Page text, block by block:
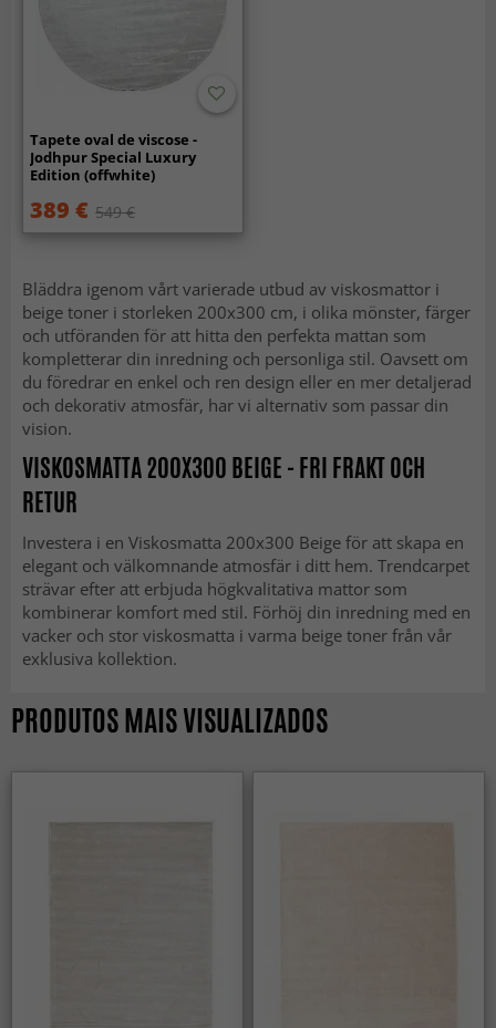
Tapete oval de viscose -
Jodhpur Special Luxury
Edition (offwhite)
389 € 549 €
Bläddra igenom vårt varierade utbud av viskosmattor i
beige toner i storleken 200x300 cm, i olika mönster, färger
och utföranden för att hitta den perfekta mattan som
kompletterar din inredning och personliga stil. Oavsett om
du föredrar en enkel och ren design eller en mer detaljerad
och dekorativ atmosfär, har vi alternativ som passar din
vision.
VISKOSMATTA 200X300 BEIGE - FRI FRAKT OCH
RETUR
Investera i en Viskosmatta 200x300 Beige för att skapa en
elegant och välkomnande atmosfär i ditt hem. Trendcarpet
strävar efter att erbjuda högkvalitativa mattor som
kombinerar komfort med stil. Förhöj din inredning med en
vacker och stor viskosmatta i varma beige toner från vår
exklusiva kollektion.
PRODUTOS MAIS VISUALIZADOS